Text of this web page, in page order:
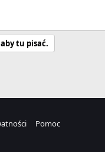
tu pisać.
Pomoc